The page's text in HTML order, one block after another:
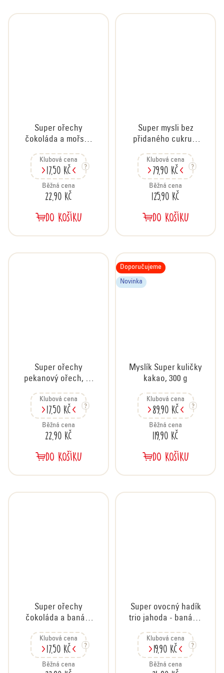
Super ořechy
čokoláda a mořská
Klubová cena
17,50 Kč
Běžná cena
22,90 Kč
DO KOŠÍKU
Super mysli bez
přidaného cukru s
Klubová cena
79,90 Kč
Běžná cena
125,90 Kč
DO KOŠÍKU
Super ořechy
pekanový ořech, 35
Klubová cena
17,50 Kč
Běžná cena
22,90 Kč
DO KOŠÍKU
Novinka
Doporučujeme
Myslík Super kuličky
kakao, 300 g
Klubová cena
89,90 Kč
Běžná cena
119,90 Kč
DO KOŠÍKU
Super ořechy
čokoláda a banán,
Klubová cena
17,50 Kč
Běžná cena
Super ovocný hadík
trio jahoda - banán -
Klubová cena
19,90 Kč
Běžná cena